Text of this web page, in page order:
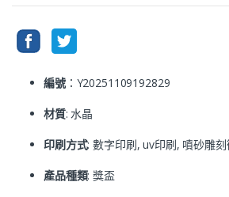
編號：Y20251109192829
材質: 水晶
印刷方式: 數字印刷, uv印刷, 噴砂雕
產品種類: 獎盃